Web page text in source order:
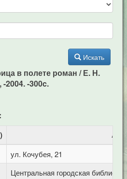
Искать
в полете роман / Е. Н.
-300c.
ул. Кочубея, 21
Центральная городская